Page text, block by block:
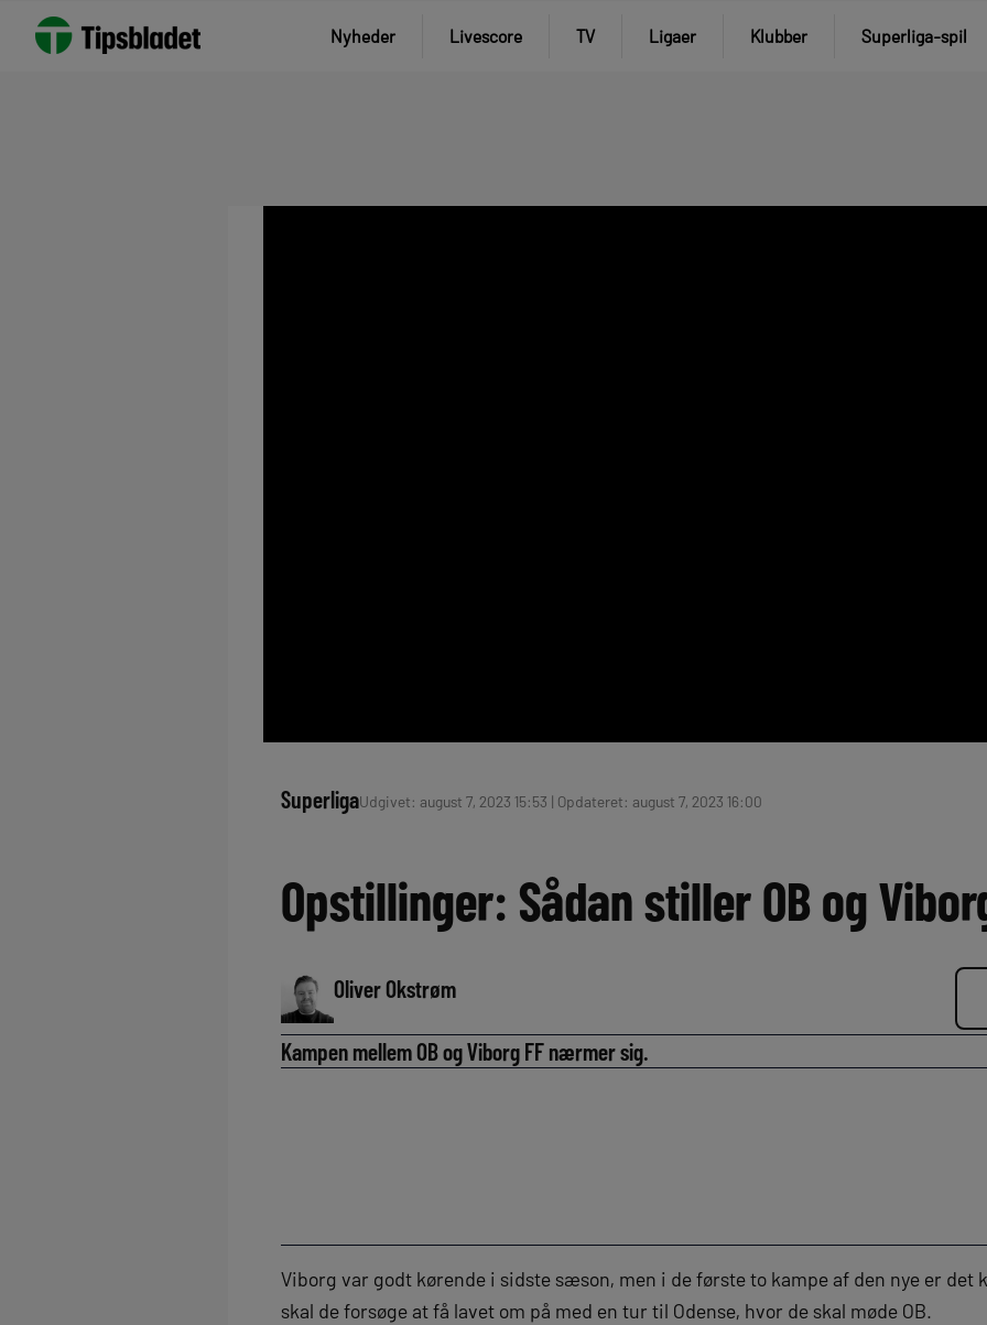
Nyheder Livescore TV Ligaer Klubber Superliga-spil
SuperligaUdgivet: august 7, 2023 15:53 | Opdateret: august 7, 2023 16:00
Opstillinger: Sådan stiller OB og
Oliver Okstrøm
Kampen mellem OB og Viborg FF nærmer sig.
Viborg var godt kørende i sidste sæson, men i de første to kampe af den nye er det
skal de forsøge at få lavet om på med en tur til Odense, hvor de skal møde OB.